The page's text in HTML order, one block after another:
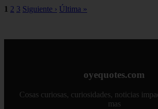
1 2 3 Siguiente › Última »
oyequotes.com
Cosas curiosas, curiosidades, noticias
mas